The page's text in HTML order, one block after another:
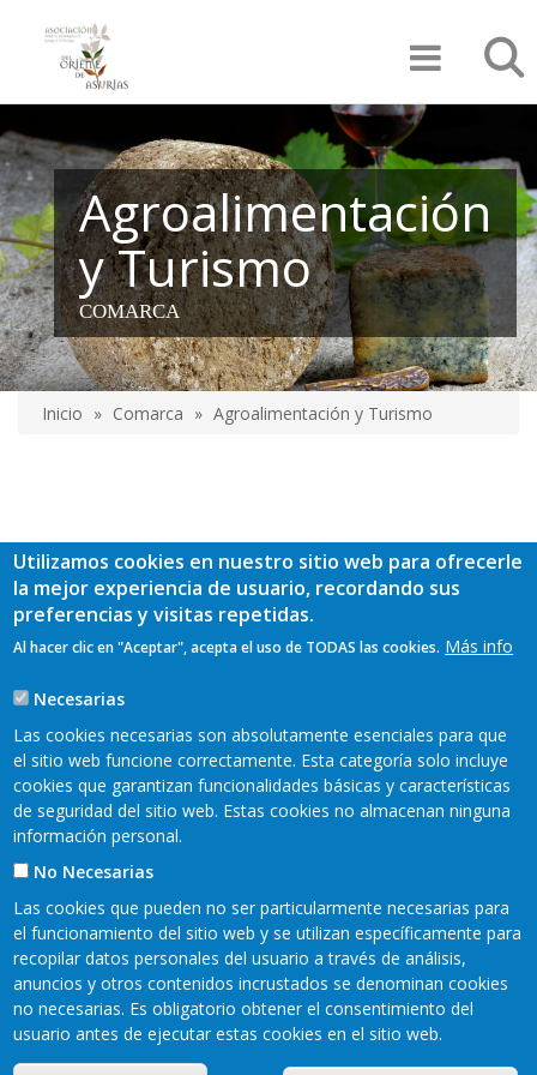
contenido
Agroalimentación
y Turismo
COMARCA
de
ayuda
a
la
navegación
Inicio Comarca Agroalimentación y Turismo
Publicaciones
Desde aquí podrá consultar las siguientes publicaciones:
Monográfico Covadonga
Monográfico espacios naturales
Guía de productos de los Picos de Europa
Pie
Mapa web
Aviso legal
Política de privacidad
Cookies
Accesibilidad
Utilizamos cookies en nuestro sitio web para ofrecerle
la mejor experiencia de usuario, recordando sus
preferencias y visitas repetidas.
Al hacer clic en "Aceptar", acepta el uso de TODAS las cookies. Más info
Necesarias
Las cookies necesarias son absolutamente esenciales para que
el sitio web funcione correctamente. Esta categoría solo incluye
cookies que garantizan funcionalidades básicas y características
de seguridad del sitio web. Estas cookies no almacenan ninguna
información personal.
No Necesarias
Las cookies que pueden no ser particularmente necesarias para
el funcionamiento del sitio web y se utilizan específicamente para
recopilar datos personales del usuario a través de análisis,
anuncios y otros contenidos incrustados se denominan cookies
no necesarias. Es obligatorio obtener el consentimiento del
usuario antes de ejecutar estas cookies en el sitio web.